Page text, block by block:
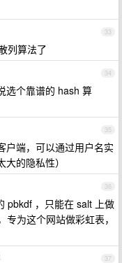
33
列算法了
34
选个靠谱的 hash 算
35
户端，可以通过用户名实
的隐私性）
36
pbkdf ，只能在 salt 上做
为这个网站做彩虹表，
37